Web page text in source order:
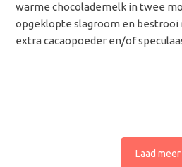
warme chocolademelk in twee
opgeklopte slagroom en
extra cacaopoeder en/of
Laad meer